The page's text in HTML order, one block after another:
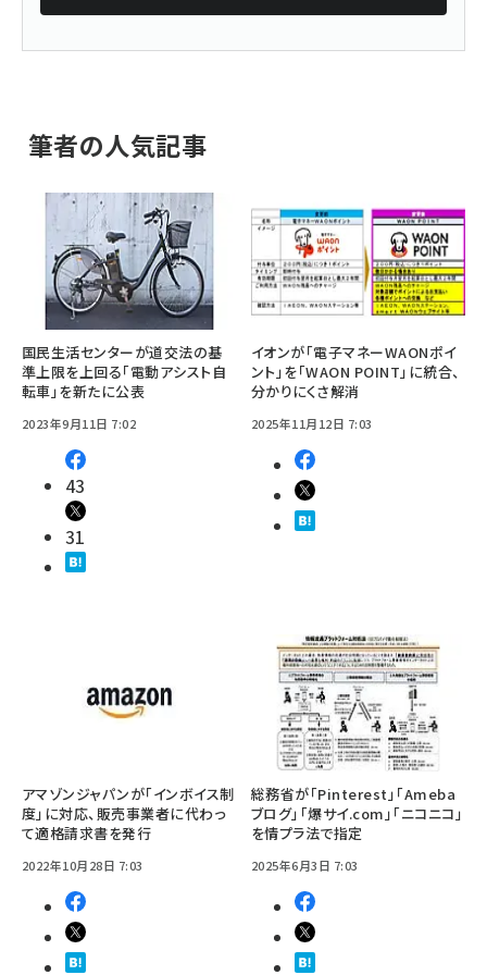
筆者の人気記事
国民生活センターが道交法の基
準上限を上回る「電動アシスト自
転車」を新たに公表
2023年9月11日 7:02
43
31
イオンが「電子マネーWAONポイ
ント」を「WAON POINT」に統合、
分かりにくさ解消
2025年11月12日 7:03
アマゾンジャパンが「インボイス制
度」に対応、販売事業者に代わっ
て適格請求書を発行
2022年10月28日 7:03
総務省が「Pinterest」「Ameba
ブログ」「爆サイ.com」「ニコニコ」
を情プラ法で指定
2025年6月3日 7:03